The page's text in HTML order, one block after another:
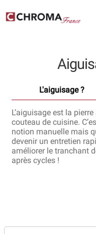
Aller
Aller
Chroma France
Conditions Générales de
Contact
Demande de devis
Expédition le jour même
L'aiguisage ?
L’aiguisage est la
couteau de cuisine.
notion manuelle mais
devenir un entretien
améliorer le tranchant
après cycles !